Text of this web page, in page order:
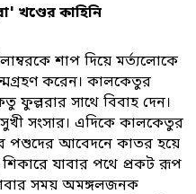
খণ্ডের কাহিনি
শাপ দিয়ে মর্ত্যলোকে
করেন। কালকেতুর
ফুল্লরার সাথে বিবাহ দেন।
সংসার। এদিকে কালকেতুর
পশুদের আবেদনে কাতর হয়ে
যাবার পথে প্রকট রূপ
সময় অমঙ্গলজনক